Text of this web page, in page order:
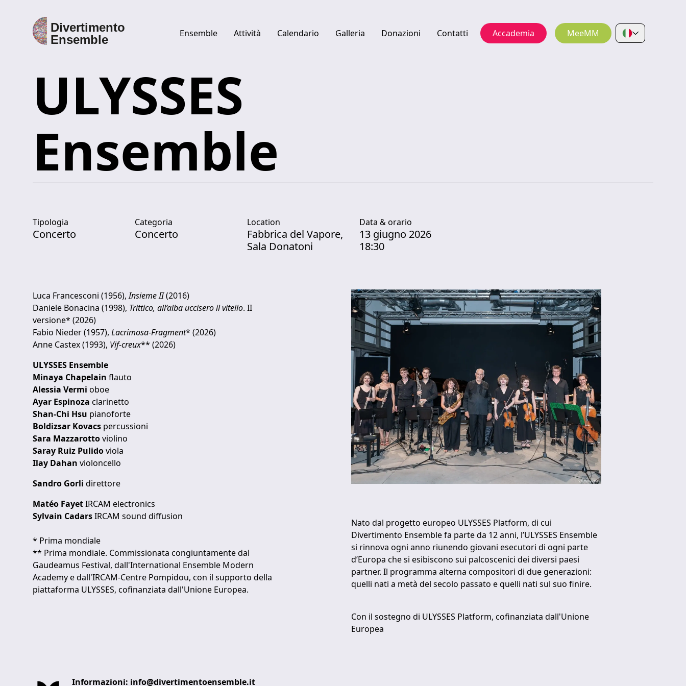
Ensemble
Discover Divertimento Ensemble
Ensemble
Esecutori
Discografia
Attività Calendario Galleria Donazioni Contatti Accademia MeeMM
ULYSSES
Ensemble
Tipologia
Concerto
Categoria
Concerto
Location
Fabbrica del Vapore,
Sala Donatoni
Data & orario
13 giugno 2026
18:30
Nato dal progetto europeo ULYSSES Platform, di cui
Divertimento Ensemble fa parte da 12 anni, l’ULYSSES Ensemble
si rinnova ogni anno riunendo giovani esecutori di ogni parte
d’Europa che si esibiscono sui palcoscenici dei diversi paesi
partner. Il programma alterna compositori di due generazioni:
quelli nati a metà del secolo passato e quelli nati sul suo finire.
Con il sostegno di ULYSSES Platform, cofinanziata dall'Unione
Europea
Luca Francesconi (1956),Insieme II(2016)
Daniele Bonacina (1998), Trittico, all’alba uccisero il vitello. II
versione* (2026)
Fabio Nieder (1957), Lacrimosa-Fragment* (2026)
Anne Castex (1993), Vif-creux** (2026)
ULYSSES Ensemble
Minaya Chapelain flauto
Alessia Vermi oboe
Ayar Espinoza clarinetto
Shan-Chi Hsu pianoforte
Boldizsar Kovacs percussioni
Sara Mazzarottoviolino
Saray Ruiz Pulidoviola
Ilay Dahan violoncello
Sandro Gorli direttore
Matéo FayetIRCAM electronics
Sylvain CadarsIRCAM sound diffusion
* Prima mondiale
** Prima mondiale. Commissionata congiuntamente dal
Gaudeamus Festival, dall'International Ensemble Modern
Academy e dall'IRCAM-Centre Pompidou, con il supporto della
piattaforma ULYSSES, cofinanziata dall'Unione Europea.
Informazioni: info@divertimentoensemble.it